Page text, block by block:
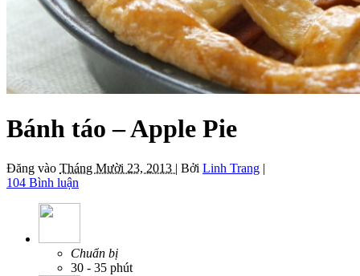
Bánh táo – Apple Pie
Đăng vào Tháng Mười 23, 2013 | Bởi Linh Trang |
104 Bình luận
Chuẩn bị
30 - 35 phút